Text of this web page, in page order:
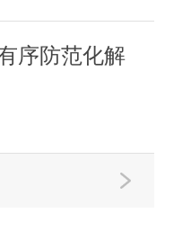
序防范化解